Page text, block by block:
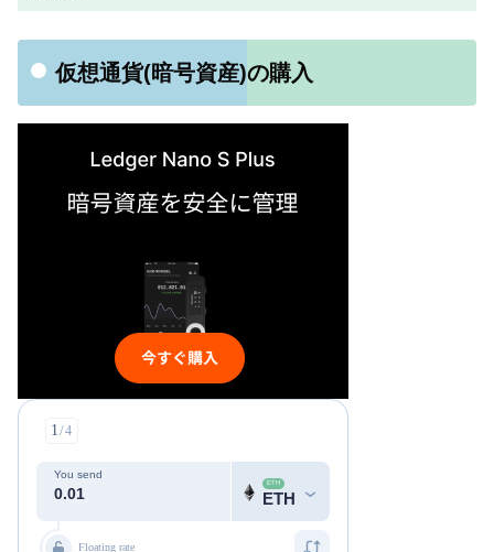
仮想通貨(暗号資産)の購入